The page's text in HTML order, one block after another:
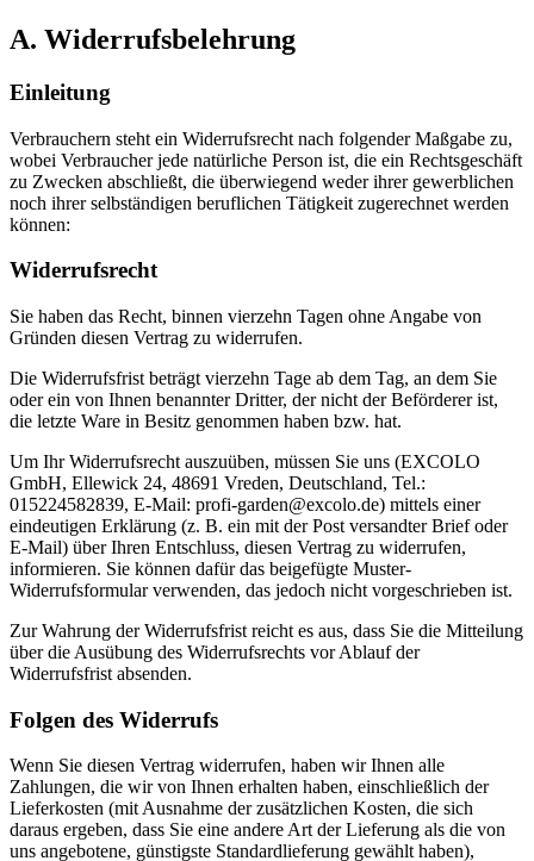
A. Widerrufsbelehrung
Einleitung
Verbrauchern steht ein Widerrufsrecht nach folgender Maßgabe zu,
wobei Verbraucher jede natürliche Person ist, die ein Rechtsgeschäft
zu Zwecken abschließt, die überwiegend weder ihrer gewerblichen
noch ihrer selbständigen beruflichen Tätigkeit zugerechnet werden
können:
Widerrufsrecht
Sie haben das Recht, binnen vierzehn Tagen ohne Angabe von
Gründen diesen Vertrag zu widerrufen.
Die Widerrufsfrist beträgt vierzehn Tage ab dem Tag, an dem Sie
oder ein von Ihnen benannter Dritter, der nicht der Beförderer ist,
die letzte Ware in Besitz genommen haben bzw. hat.
Um Ihr Widerrufsrecht auszuüben, müssen Sie uns (EXCOLO
GmbH, Ellewick 24, 48691 Vreden, Deutschland, Tel.:
015224582839, E-Mail: profi-garden@excolo.de) mittels einer
eindeutigen Erklärung (z. B. ein mit der Post versandter Brief oder
E-Mail) über Ihren Entschluss, diesen Vertrag zu widerrufen,
informieren. Sie können dafür das beigefügte Muster-
Widerrufsformular verwenden, das jedoch nicht vorgeschrieben ist.
Zur Wahrung der Widerrufsfrist reicht es aus, dass Sie die Mitteilung
über die Ausübung des Widerrufsrechts vor Ablauf der
Widerrufsfrist absenden.
Folgen des Widerrufs
Wenn Sie diesen Vertrag widerrufen, haben wir Ihnen alle
Zahlungen, die wir von Ihnen erhalten haben, einschließlich der
Lieferkosten (mit Ausnahme der zusätzlichen Kosten, die sich
daraus ergeben, dass Sie eine andere Art der Lieferung als die von
uns angebotene, günstigste Standardlieferung gewählt haben),